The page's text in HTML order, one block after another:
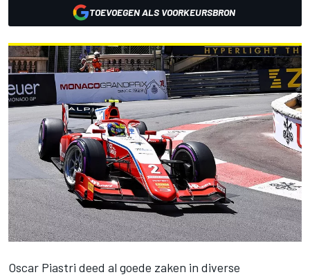
TOEVOEGEN ALS VOORKEURSBRON
Oscar Piastri deed al goede zaken in diverse